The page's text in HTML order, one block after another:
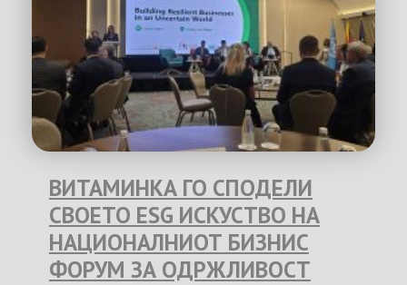
ВИТАМИНКА ГО СПОДЕЛИ
СВОЕТО ESG ИСКУСТВО НА
НАЦИОНАЛНИОТ БИЗНИС
ФОРУМ ЗА ОДРЖЛИВОСТ